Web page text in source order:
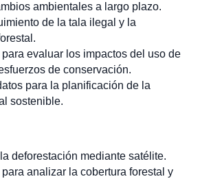
ambientales a largo plazo.
de la tala ilegal y la
evaluar los impactos del uso de
de conservación.
para la planificación de la
sostenible.
deforestación mediante satélite.
analizar la cobertura forestal y